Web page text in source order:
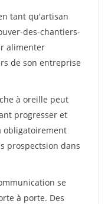
tant qu'artisan
des-chantiers-
alimenter
de son entreprise
à oreille peut
progresser et
obligatoirement
prospectsion dans
se
à porte. Des